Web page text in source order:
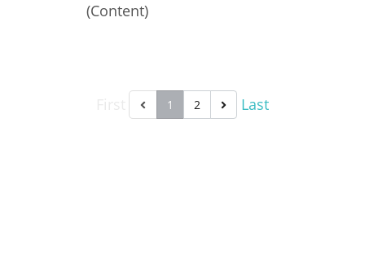
(Content)
1 2 Last